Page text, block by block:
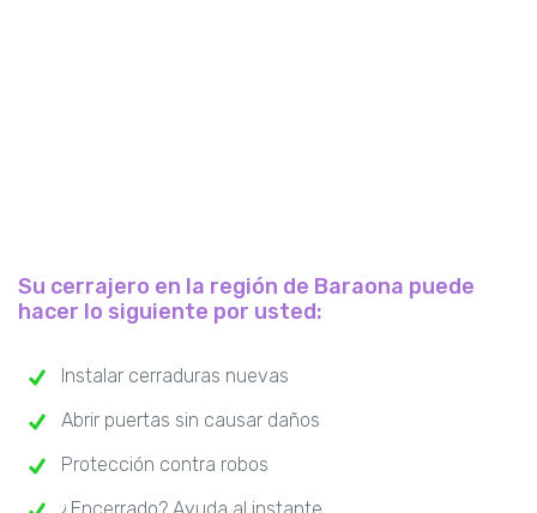
Su cerrajero en la región de Baraona puede
hacer lo siguiente por usted:
Instalar cerraduras nuevas
Abrir puertas sin causar daños
Protección contra robos